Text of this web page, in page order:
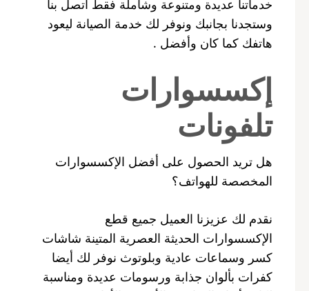
خدماتنا عديدة ومتنوعة وشاملة فقط اتصل بنا
وستجدنا بجانبك ونوفر لك خدمة الصيانة ليعود
هاتفك كما كان وأفضل .
إكسسوارات
تلفونات
هل تريد الحصول على أفضل الإكسسوارات
المخصصة للهواتف؟
نقدم لك عزيزنا العميل جميع قطع
الإكسسوارات الحديثة العصرية المتينة شاشات
كسر وسماعات عادية وبلوتوث نوفر لك أيضا
كفرات بألوان جذابة ورسومات عديدة ومناسبة